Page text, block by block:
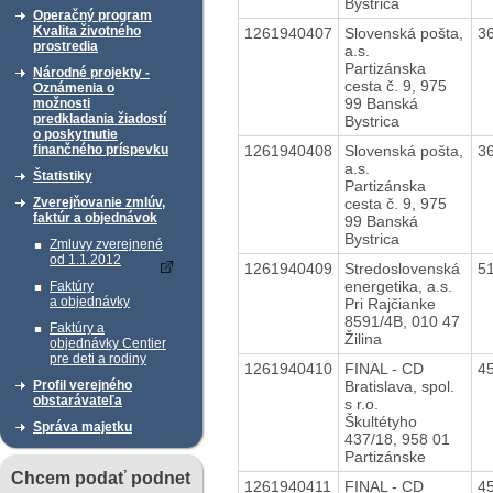
Operačný program
Kvalita životného
prostredia
Národné projekty -
Oznámenia o
možnosti
predkladania žiadostí
o poskytnutie
finančného príspevku
Štatistiky
Zverejňovanie zmlúv,
faktúr a objednávok
Zmluvy zverejnené
od 1.1.2012
Faktúry
a objednávky
Faktúry a
objednávky Centier
pre deti a rodiny
Profil verejného
obstarávateľa
Správa majetku
Chcem podať podnet
1261940407
Slovenská pošta,
a.s.
Partizánska
cesta č. 9, 975
99 Banská
Bystrica
1261940408
Slovenská pošta,
a.s.
Partizánska
cesta č. 9, 975
99 Banská
Bystrica
1261940409
Stredoslovenská
energetika, a.s.
Pri Rajčianke
8591/4B, 010 47
Žilina
1261940410
FINAL - CD
Bratislava, spol.
s r.o.
Škultétyho
437/18, 958 01
Partizánske
1261940411
FINAL - CD